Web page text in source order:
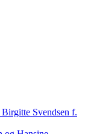
Svendsen f.